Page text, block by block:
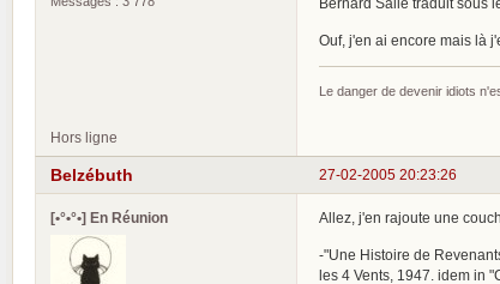
Bernard Sallé traduit sous
Ouf, j'en ai encore mais là
Le danger de devenir idiots
Hors ligne
27-02-2005 20:23:26
Belzébuth
[•°•°•] En Réunion Allez, j'en rajoute une
-"Une Histoire de
les 4 Vents, 1947. idem in